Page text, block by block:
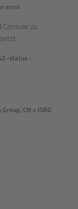
error
zu
-status -
CN = ISRG